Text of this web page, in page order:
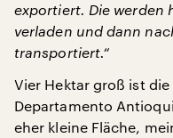
exportiert. Die werden
verladen und dann
transportiert.“
Vier Hektar groß ist
Departamento
eher kleine Fläche,